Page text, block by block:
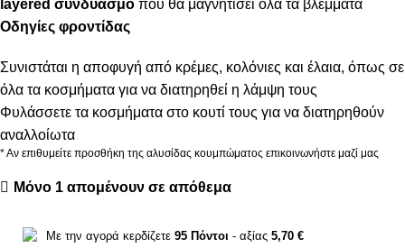
layered συνδυασμό που θα μαγνητίσει όλα τα βλέμματα
Οδηγίες φροντίδας
Συνιστάται η αποφυγή από κρέμες, κολόνιες και έλαια, όπως σε
όλα τα κοσμήματα για να διατηρηθεί η λάμψη τους
Φυλάσσετε τα κοσμήματα στο κουτί τους για να διατηρηθούν
αναλλοίωτα
* Αν επιθυμείτε προσθήκη της αλυσίδας κουμπώματος επικοινωνήστε μαζί μας
Μόνο 1 απομένουν σε απόθεμα
Με την αγορά κερδίζετε 95 Πόντοι - αξίας 5,70 €